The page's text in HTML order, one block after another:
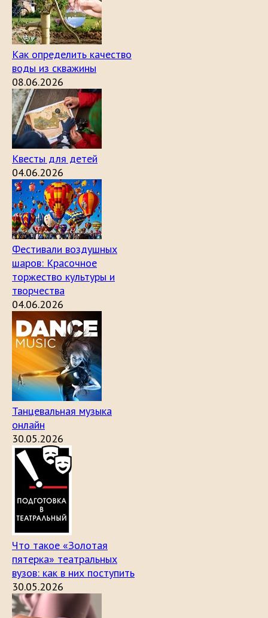
Как определить качество
воды из скважины
08.06.2026
Квесты для детей
04.06.2026
Фестивали воздушных
шаров: Красочное
торжество культуры и
творчества
04.06.2026
Танцевальная музыка
онлайн
30.05.2026
Что такое «Золотая
пятерка» театральных
вузов: как в них поступить
30.05.2026